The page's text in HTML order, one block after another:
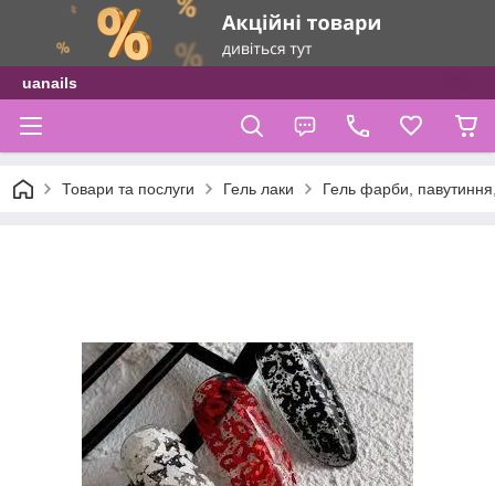
uanails
Товари та послуги Гель лаки Гель фарби, павутиння,